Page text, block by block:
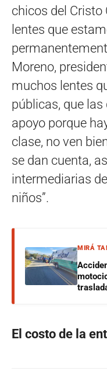
chicos del Cristo
lentes que
Moreno,
muchos lentes
públicas, que
apoyo porque
clase, no ven
se dan cuenta,
intermediarias
niños”.
MIRÁ
El costo de la